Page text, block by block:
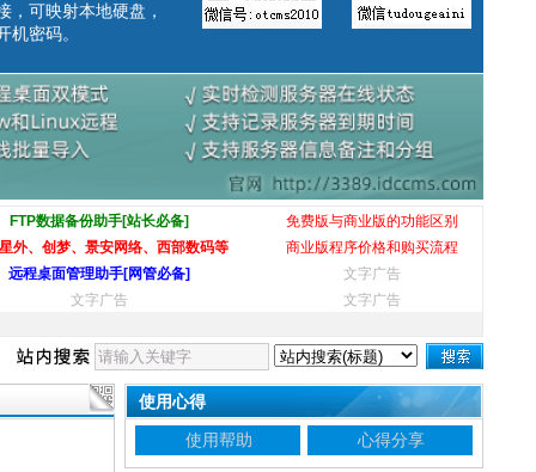
，可映射本地硬盘，
机密码。
FTP数据备份助手[站长必备]
免费版与商业版的功能区别
外、创梦、景安网络、西部数码等
商业版程序价格和购买流程
远程桌面管理助手[网管必备]
文字广告
文字广告
文字广告
使用心得
使用帮助
心得分享